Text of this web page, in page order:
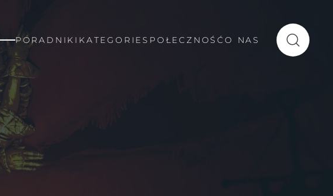
PORADNIKI KATEGORIE SPOŁECZNOŚĆO NAS